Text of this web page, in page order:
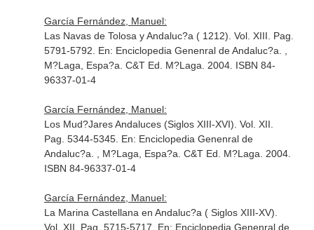
García Fernández, Manuel:
Las Navas de Tolosa y Andaluc?a ( 1212). Vol. XIII. Pag.
5791-5792. En: Enciclopedia Genenral de Andaluc?a
M?Laga, Espa?a. C&T Ed. M?Laga. 2004. ISBN 84-
96337-01-4
García Fernández, Manuel:
Los Mud?Jares Andaluces (Siglos XIII-XVI). Vol. XII.
Pag. 5344-5345. En: Enciclopedia Genenral de
Andaluc?a . , M?Laga, Espa?a. C&T Ed. M?Laga. 2004.
ISBN 84-96337-01-4
García Fernández, Manuel:
La Marina Castellana en Andaluc?a ( Siglos XIII-XV).
Vol. XII. Pag. 5715-5717. En: Enciclopedia Genenral de